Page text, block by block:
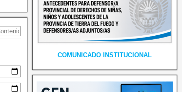
COMUNICADO INSTITUCIONAL